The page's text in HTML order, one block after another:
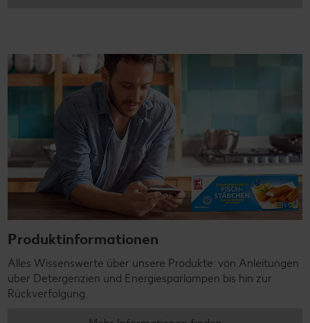
Produktinformationen
Alles Wissenswerte über unsere Produkte: von Anleitungen
über Detergenzien und Energiesparlampen bis hin zur
Rückverfolgung.